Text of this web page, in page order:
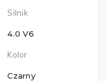
Silnik
4.0 V6
Kolor
Czarny